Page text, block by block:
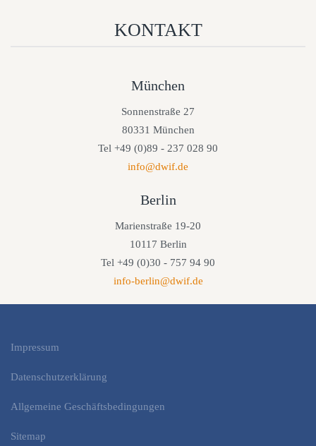
KONTAKT
München
Sonnenstraße 27
80331 München
Tel +49 (0)89 - 237 028 90
info@dwif.de
Berlin
Marienstraße 19-20
10117 Berlin
Tel +49 (0)30 - 757 94 90
info-berlin@dwif.de
Impressum
Datenschutzerklärung
Allgemeine Geschäftsbedingungen
Sitemap